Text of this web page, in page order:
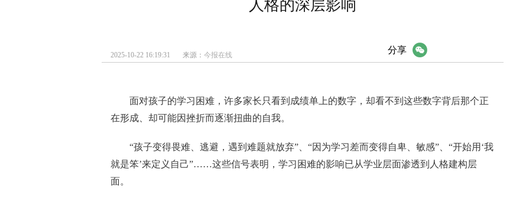
人格的深层影响
2025-10-22 16:19:31 来源： 今报在线 分享
面对孩子的学习困难，许多家长只看到成绩单上的数字，却看不到这些数字背后那个正
在形成、却可能因挫折而逐渐扭曲的自我。
“孩子变得畏难、逃避，遇到难题就放弃”、“因为学习差而变得自卑、敏感”、“开始用‘我
就是笨’来定义自己”……这些信号表明，学习困难的影响已从学业层面渗透到人格建构层
面。